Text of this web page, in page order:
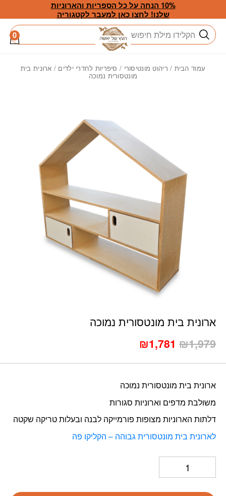
Skip to Content
10% הנחה על כל הספריות והארוניות
שלנו! לחצו כאן למעבר לקטגוריה
חיפוש 0
עמוד הבית / ריהוט מונטיסורי / סיפריות לחדרי ילדים / ארונית בית
מונטסורית נמוכה
ארונית בית מונטסורית נמוכה
₪1,979
₪1,781
ארונית בית מונטסורית נמוכה
משולבת מדפים וארוניות סגורות
דלתות הארוניות מצופות פורמייקה לבנה ובעלות טריקה שקטה
לארונית בית מונטסורית גבוהה – הקליקו פה